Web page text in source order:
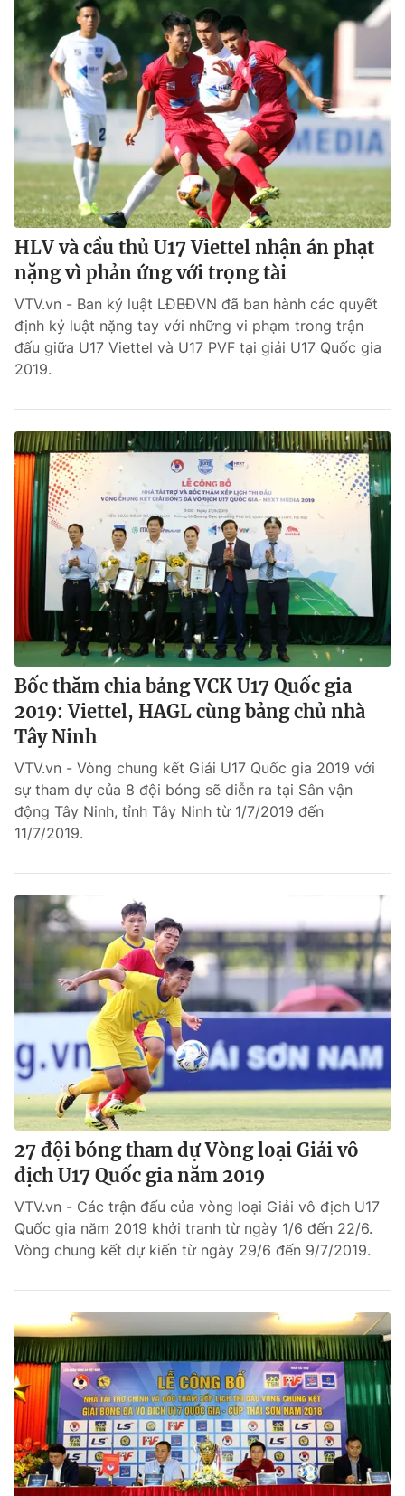
Giấy phép hoạt động báo in và báo điện tử số 483/GP-BTTTT
cấp ngày 29/12/2023
Tổng Biên tập:Vũ Thanh Thủy
Phó Tổng Biên tập:
Nguyễn Thị Mỹ Hạnh, Phạm Quốc Thắng,
Nguyễn Trọng Ninh
Tổng đài VTV:024.38 355 931 - 024.38 355 932
Ðiện thoại Thời báo VTV:024.66 897 897
Liên hệ quảng cáo:
0966 196 377
Email: toasoan@vtv.vn
® Cấm sao chép dưới mọi hình thức nếu không có sự chấp
thuận bằng văn bản. Ghi rõ nguồn VTV.vn khi phát hành lại
thông tin từ website này.
HLV và cầu thủ U17 Viettel nhận án phạt
nặng vì phản ứng với trọng tài
VTV.vn - Ban kỷ luật LĐBĐVN đã ban hành các quyết
định kỷ luật nặng tay với những vi phạm trong trận
đấu giữa U17 Viettel và U17 PVF tại giải U17 Quốc gia
2019.
Bốc thăm chia bảng VCK U17 Quốc gia
2019: Viettel, HAGL cùng bảng chủ nhà
Tây Ninh
VTV.vn - Vòng chung kết Giải U17 Quốc gia 2019 với
sự tham dự của 8 đội bóng sẽ diễn ra tại Sân vận
động Tây Ninh, tỉnh Tây Ninh từ 1/7/2019 đến
11/7/2019.
27 đội bóng tham dự Vòng loại Giải vô
địch U17 Quốc gia năm 2019
VTV.vn - Các trận đấu của vòng loại Giải vô địch U17
Quốc gia năm 2019 khởi tranh từ ngày 1/6 đến 22/6.
Vòng chung kết dự kiến từ ngày 29/6 đến 9/7/2019.